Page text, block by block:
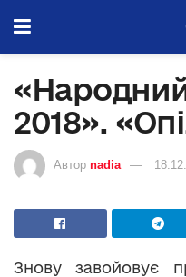
2018».
Автор nadia
Знову завойовує